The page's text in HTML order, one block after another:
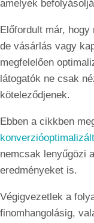
amelyek
Előfordult már, hogy
de vásárlás vagy
megfelelően
látogatók ne csak
köteleződjenek.
Ebben a cikkben
nemcsak lenyűgözi
eredményeket is.
Végigvezetlek a
finomhangolásig,